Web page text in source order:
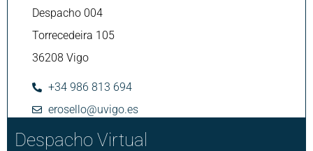
Despacho 004
Torrecedeira 105
36208 Vigo
+34 986 813 694
erosello@uvigo.es
Despacho Virtual